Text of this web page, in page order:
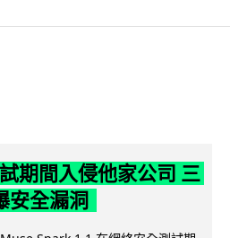
期間入侵他家公司 三
安全漏洞